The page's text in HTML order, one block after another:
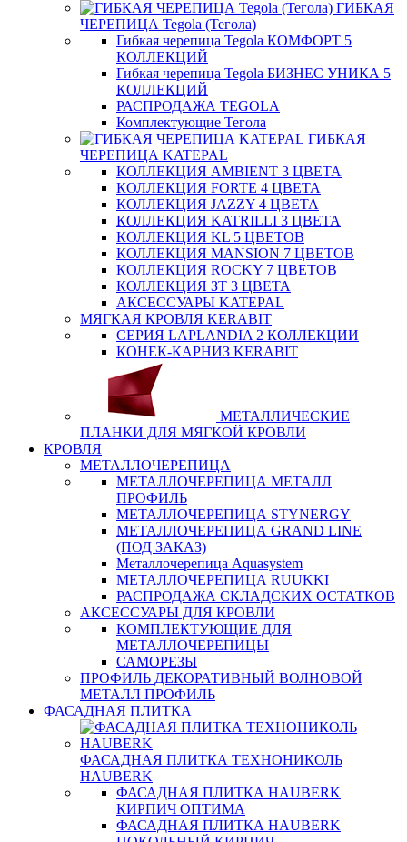
ГИБКАЯ
ЧЕРЕПИЦА Tegola (Тегола)
Гибкая черепица Tegola КОМФОРТ 5
КОЛЛЕКЦИЙ
Гибкая черепица Tegola БИЗНЕС УНИКА 5
КОЛЛЕКЦИЙ
РАСПРОДАЖА TEGOLA
Комплектующие Тегола
ГИБКАЯ
ЧЕРЕПИЦА KATEPAL
КОЛЛЕКЦИЯ AMBIENT 3 ЦВЕТА
КОЛЛЕКЦИЯ FORTE 4 ЦВЕТА
КОЛЛЕКЦИЯ JAZZY 4 ЦВЕТА
КОЛЛЕКЦИЯ KATRILLI 3 ЦВЕТА
КОЛЛЕКЦИЯ KL 5 ЦВЕТОВ
КОЛЛЕКЦИЯ MANSION 7 ЦВЕТОВ
КОЛЛЕКЦИЯ ROCKY 7 ЦВЕТОВ
КОЛЛЕКЦИЯ ЗТ 3 ЦВЕТА
АКСЕССУАРЫ KATEPAL
МЯГКАЯ КРОВЛЯ KERABIT
СЕРИЯ LAPLANDIA 2 КОЛЛЕКЦИИ
КОНЕК-КАРНИЗ KERABIT
МЕТАЛЛИЧЕСКИЕ
ПЛАНКИ ДЛЯ МЯГКОЙ КРОВЛИ
КРОВЛЯ
МЕТАЛЛОЧЕРЕПИЦА
МЕТАЛЛОЧЕРЕПИЦА МЕТАЛЛ
ПРОФИЛЬ
МЕТАЛЛОЧЕРЕПИЦА STYNERGY
МЕТАЛЛОЧЕРЕПИЦА GRAND LINE
(ПОД ЗАКАЗ)
Металлочерепица Aquasystem
МЕТАЛЛОЧЕРЕПИЦА RUUKKI
РАСПРОДАЖА СКЛАДСКИХ ОСТАТКОВ
АКСЕССУАРЫ ДЛЯ КРОВЛИ
КОМПЛЕКТУЮЩИЕ ДЛЯ
МЕТАЛЛОЧЕРЕПИЦЫ
САМОРЕЗЫ
ПРОФИЛЬ ДЕКОРАТИВНЫЙ ВОЛНОВОЙ
МЕТАЛЛ ПРОФИЛЬ
ФАСАДНАЯ ПЛИТКА
ФАСАДНАЯ ПЛИТКА ТЕХНОНИКОЛЬ
HAUBERK
ФАСАДНАЯ ПЛИТКА HAUBERK
КИРПИЧ ОПТИМА
ФАСАДНАЯ ПЛИТКА HAUBERK